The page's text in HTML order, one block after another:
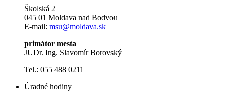
Školská 2
045 01 Moldava nad Bodvou
E-mail: msu@moldava.sk
primátor mesta
JUDr. Ing. Slavomír Borovský
Tel.: 055 488 0211
Úradné hodiny